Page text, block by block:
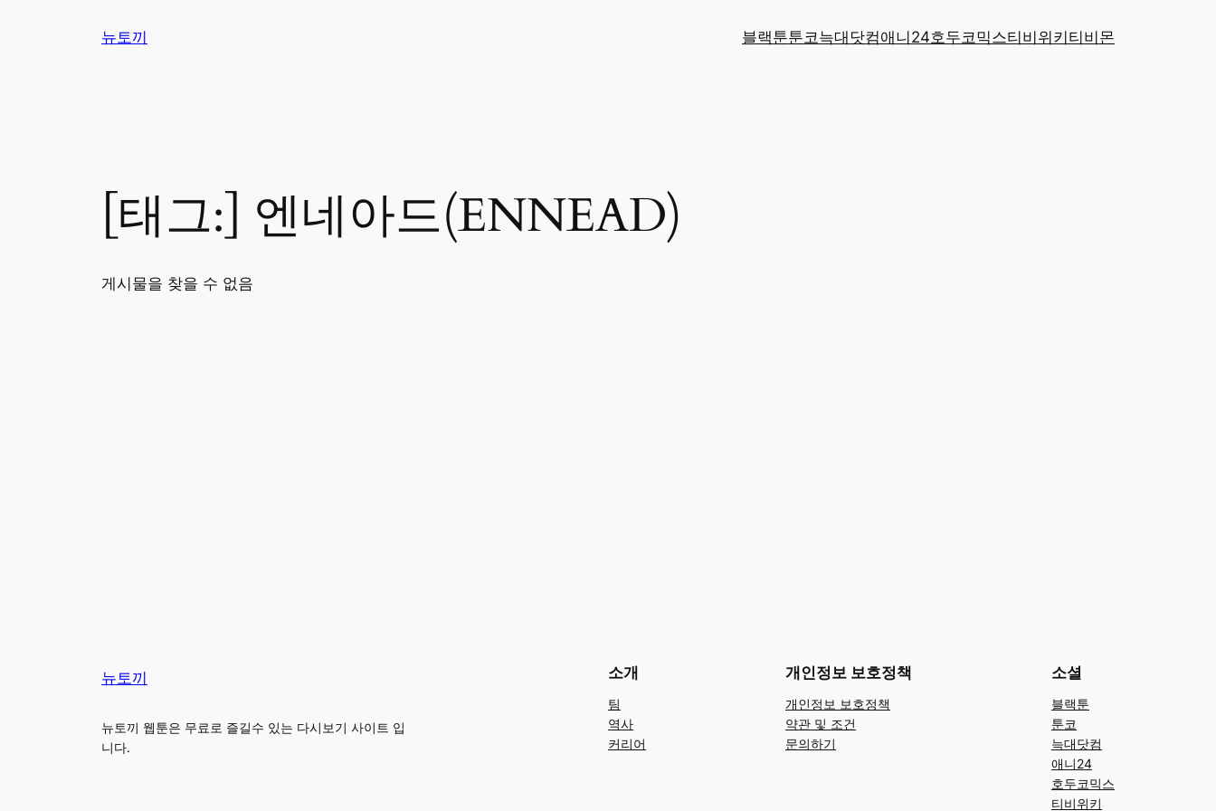
뉴토끼 블랙툰툰코늑대닷컴애니24호두코믹스티비위키 티비몬
[태그:] 엔네아드(ENNEAD)
게시물을 찾을 수 없음
뉴토끼
뉴토끼 웹툰은 무료로 즐길수 있는 다시보기 사이트 입
니다.
소개
팀
역사
커리어
개인정보 보호정책
개인정보 보호정책
약관 및 조건
문의하기
소셜
블랙툰
툰코
늑대닷컴
애니24
호두코믹스
티비위키